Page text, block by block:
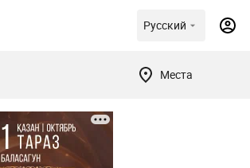
Русский
Места